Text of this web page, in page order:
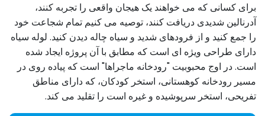
برای کسانی که می خواهند یک هیجان واقعی را تجربه کنند،
آدرنالین شدیدی دریافت کنند، توصیه می کنیم تمام شجاعت خود
را جمع کنید و از فرودهای شدید و سیاه چاله دیدن کنید. لوله سیاه
دارای طراحی ویژه ای است که مطابق با آن پروژه ایجاد شده
است. در اوج محبوبیت "رودخانه ماجراها" است که پیاده روی در
مسیر رودخانه کوهستانی، استخر کودکان، که دارای مناطق
تفریحی، استخر سرپوشیده و غیره است را تقلید می کند.